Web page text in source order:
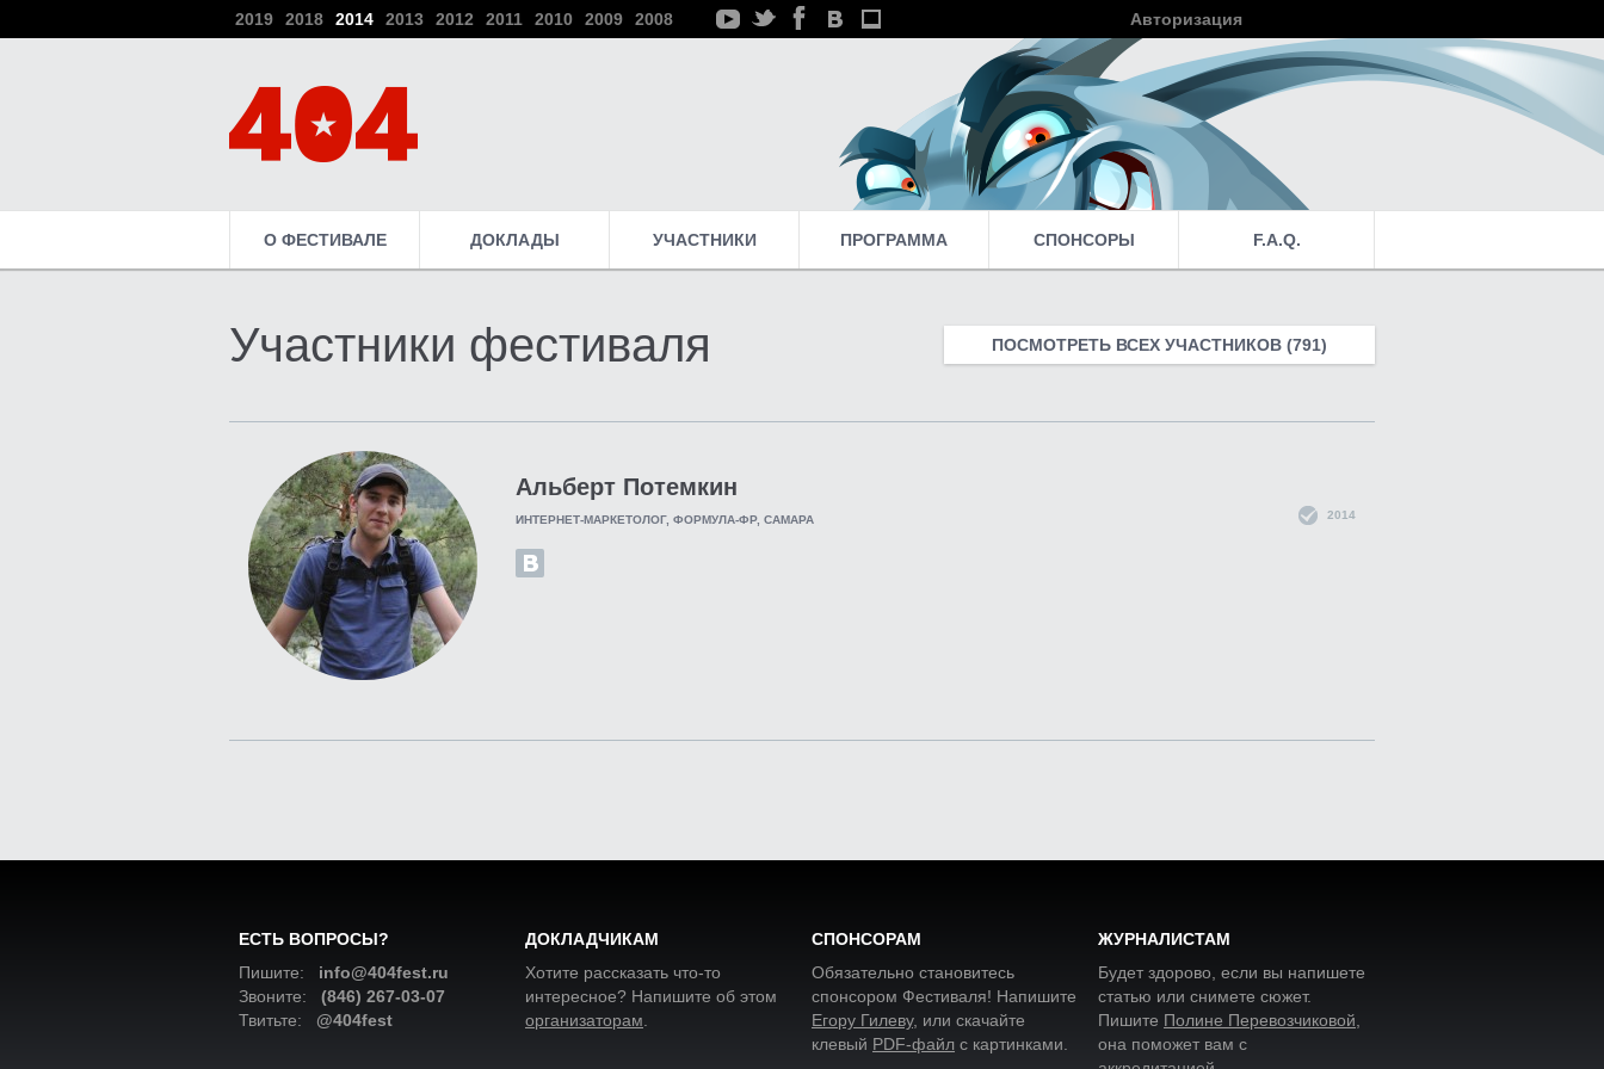
2019 2018 2014 2013 2012 2011 2010 2009 2008
Авторизация
Войти
О ФЕСТИВАЛЕ ДОКЛАДЫ УЧАСТНИКИ ПРОГРАММА СПОНСОРЫ F.A.Q.
Участники фестиваля
Альберт Потемкин
ИНТЕРНЕТ-МАРКЕТОЛОГ, ФОРМУЛА-ФР, САМАРА 2014
ПОСМОТРЕТЬ ВСЕХ УЧАСТНИКОВ (791)
ЕСТЬ ВОПРОСЫ?
Пишите: info@404fest.ru
Звоните: (846) 267-03-07
Твитьте: @404fest
ДОКЛАДЧИКАМ
Хотите рассказать что-то
интересное? Напишите об этом
организаторам
СПОНСОРАМ
Обязательно становитесь
спонсором Фестиваля! Напишите
Егору Гилеву, или скачайте
клевый PDF-файл с картинками
ЖУРНАЛИСТАМ
Будет здорово, если вы напишете
статью или снимете сюжет.
Пишите Полине Перевозчиковой
она поможет вам с